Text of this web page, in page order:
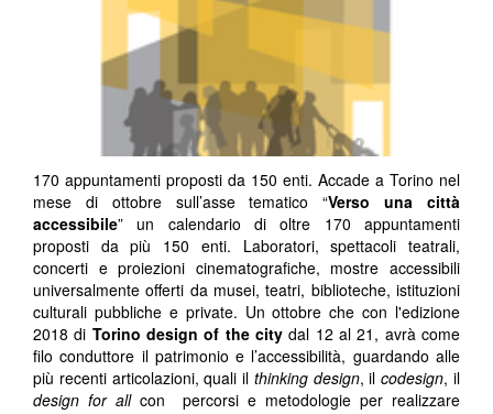
170 appuntamenti proposti da 150 enti. Accade a Torino nel
mese di ottobre sull’asse tematico “Verso una città
accessibile” un calendario di oltre 170 appuntamenti
proposti da più 150 enti. Laboratori, spettacoli teatrali,
concerti e proiezioni cinematografiche, mostre accessibili
universalmente offerti da musei, teatri, biblioteche, istituzioni
culturali pubbliche e private. Un ottobre che con l'edizione
2018 di Torino design of the city dal 12 al 21, avrà come
filo conduttore il patrimonio e l’accessibilità, guardando alle
più recenti articolazioni, quali il thinking design, ilcodesign, il
design for allcon percorsi e metodologie per realizzare